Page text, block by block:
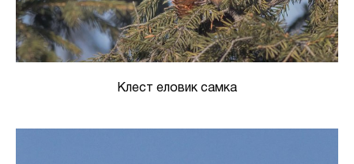
Клест еловик самка